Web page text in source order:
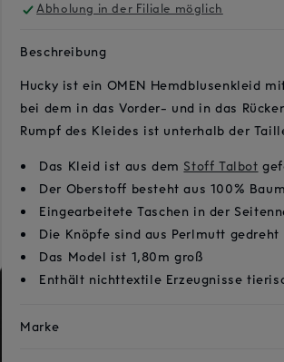
Abholung in der Filiale möglich
Beschreibung
Hucky ist ein OMEN Hemdblusenkleid
bei dem in das Vorder- und in das
Rumpf des Kleides ist unterhalb der
Das Kleid ist aus dem Stoff Talbot
Der Oberstoff besteht aus 100%
Eingearbeitete Taschen in der
Die Knöpfe sind aus Perlmutt gedreht
Das Model ist 1,80m groß
Enthält nichttextile Erzeugnisse
Marke